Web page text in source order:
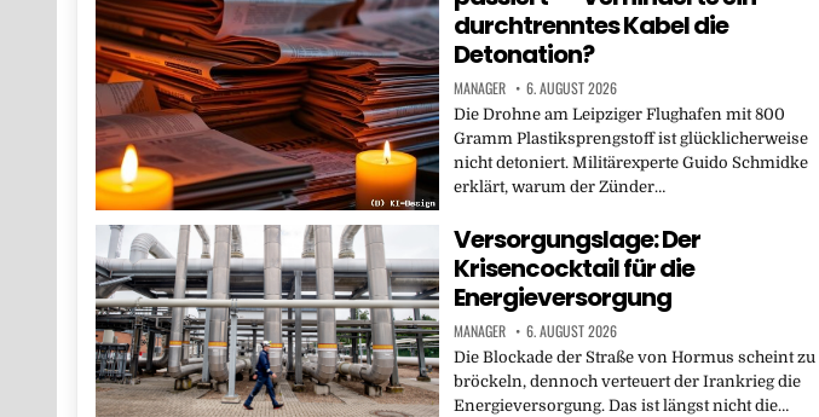
durchtrenntes Kabel die
Detonation?
MANAGER 6. AUGUST 2026
Die Drohne am Leipziger Flughafen mit 800
Gramm Plastiksprengstoff ist glücklicherweise
nicht detoniert. Militärexperte Guido Schmidke
erklärt, warum der Zünder…
Versorgungslage: Der
Krisencocktail für die
Energieversorgung
MANAGER 6. AUGUST 2026
Die Blockade der Straße von Hormus scheint zu
bröckeln, dennoch verteuert der Irankrieg die
Energieversorgung. Das ist längst nicht die…